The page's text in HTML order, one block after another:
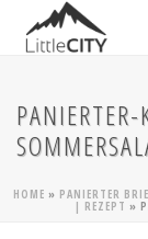
HOME » PANIERTER
| REZEPT »